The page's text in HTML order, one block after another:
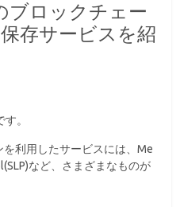
ブロックチェー
存サービスを紹
。
利用したサービスには、Me
など、さまざまなものが